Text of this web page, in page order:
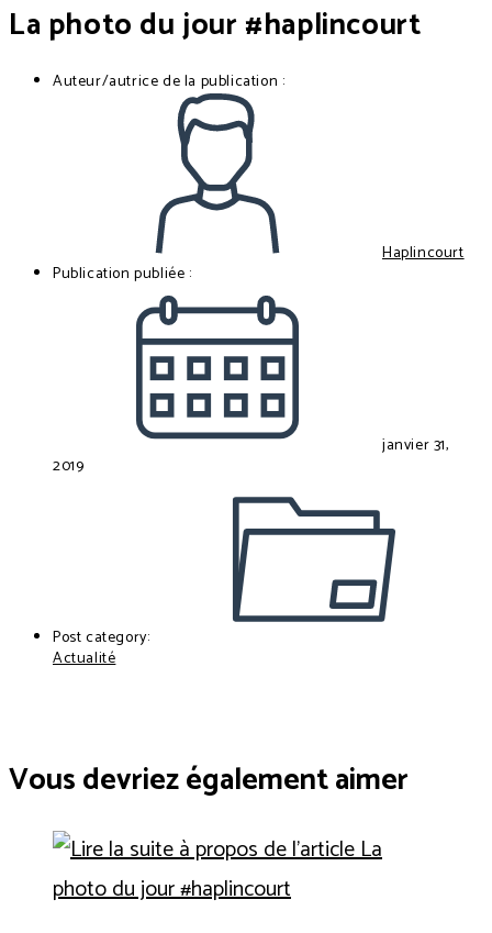
La photo du jour #haplincourt
Auteur/autrice de la publication :
Haplincourt
Publication publiée :
janvier 31,
2019
Post category:
Actualité
Vous devriez également aimer